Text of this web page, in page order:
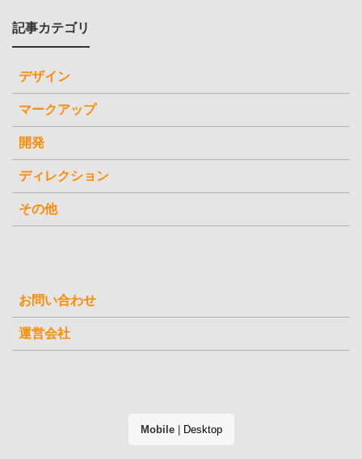
記事カテゴリ
デザイン
マークアップ
開発
ディレクション
その他
お問い合わせ
運営会社
Mobile| Desktop